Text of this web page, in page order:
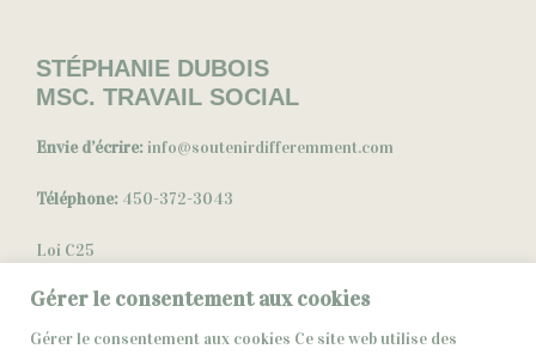
Gérer le consentement aux cookies
Gérer le consentement aux cookies Ce site web utilise des
STÉPHANIE DUBOIS
MSC. TRAVAIL SOCIAL
Envie d’écrire:info@soutenirdifferemment.com
Téléphone: 450-372-3043
Loi C25
Politique De Confidentialité